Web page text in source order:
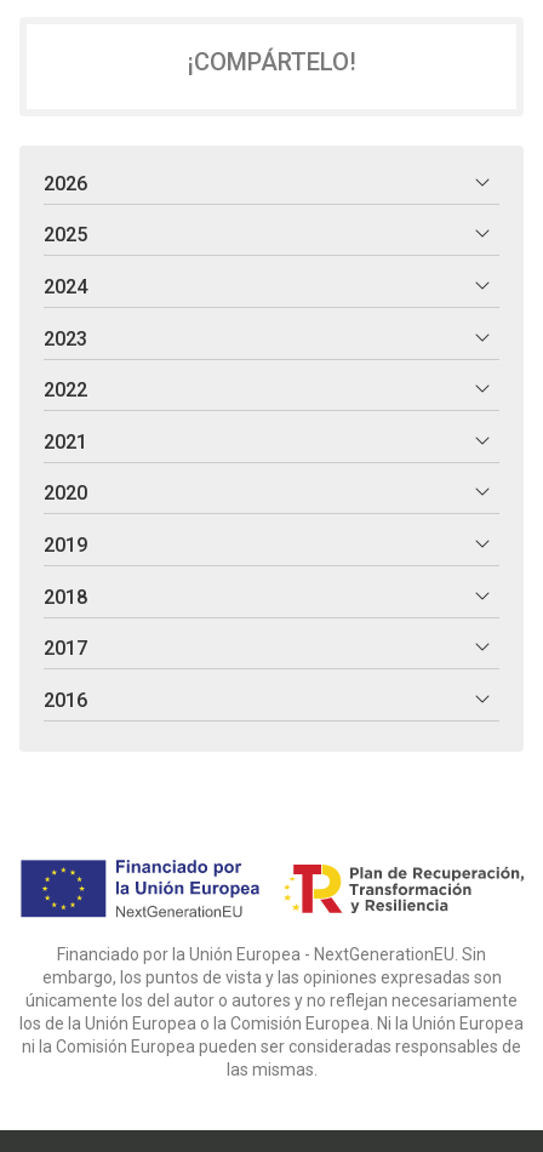
¡COMPÁRTELO!
2026
2025
2024
2023
2022
2021
2020
2019
2018
2017
2016
Financiado por la Unión Europea - NextGenerationEU. Sin
embargo, los puntos de vista y las opiniones expresadas son
únicamente los del autor o autores y no reflejan necesariamente
los de la Unión Europea o la Comisión Europea. Ni la Unión Europea
ni la Comisión Europea pueden ser consideradas responsables de
las mismas.